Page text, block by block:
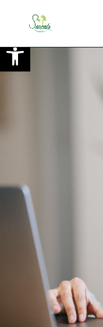
Ouvrir la barre d’outils